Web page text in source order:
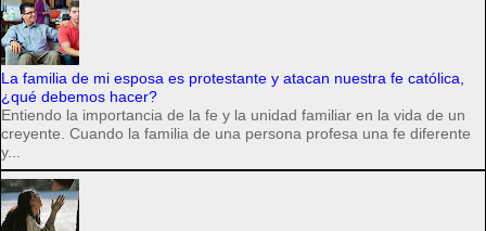
La familia de mi esposa es protestante y atacan nuestra fe católica,
¿qué debemos hacer?
Entiendo la importancia de la fe y la unidad familiar en la vida de un
creyente. Cuando la familia de una persona profesa una fe diferente
y...